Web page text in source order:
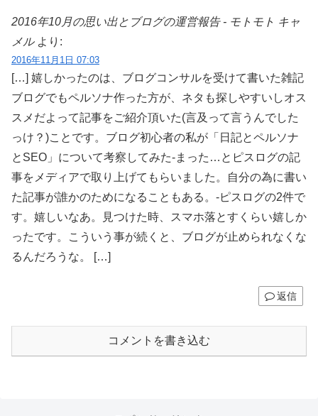
2016年10月の思い出とブログの運営報告 - モトモト キャ
メル より:
2016年11月1日 07:03
[…] 嬉しかったのは、ブログコンサルを受けて書いた雑記
ブログでもペルソナ作った方が、ネタも探しやすいしオス
スメだよって記事をご紹介頂いた(言及って言うんでした
っけ？)ことです。ブログ初心者の私が「日記とペルソナ
とSEO」について考察してみた-まった…とピスログの記
事をメディアで取り上げてもらいました。自分の為に書い
た記事が誰かのためになることもある。-ピスログの2件で
す。嬉しいなあ。見つけた時、スマホ落とすくらい嬉しか
ったです。こういう事が続くと、ブログが止められなくな
るんだろうな。 […]
返信
コメントを書き込む